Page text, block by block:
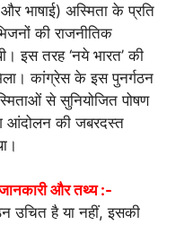
भाषाई) अस्मिता के प्रति
की राजनीतिक
इस तरह ‘नये भारत’ की
कांग्रेस के इस पुनर्गठन
से सुनियोजित पोषण
आंदोलन की जबरदस्त
जानकारी और तथ्‍य :-
उचित है या नहीं, इसकी